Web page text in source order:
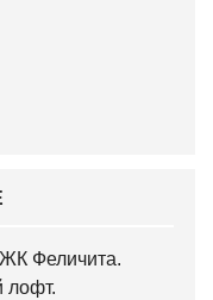
Феличита.
лофт.